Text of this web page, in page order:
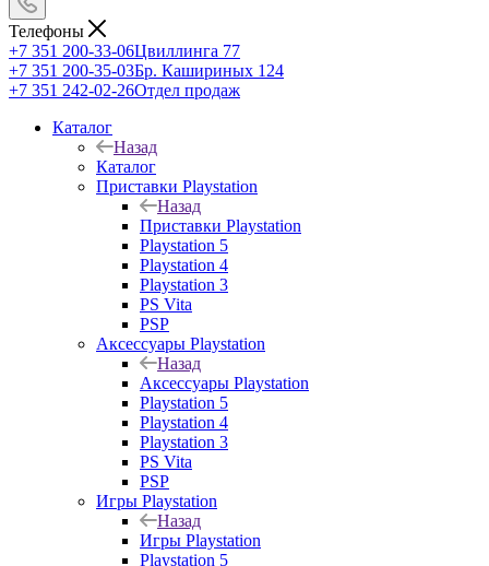
Телефоны
+7 351 200-33-06Цвиллинга 77
+7 351 200-35-03Бр. Кашириных 124
+7 351 242-02-26Отдел продаж
Каталог
Назад
Каталог
Приставки Playstation
Назад
Приставки Playstation
Playstation 5
Playstation 4
Playstation 3
PS Vita
PSP
Аксессуары Playstation
Назад
Аксессуары Playstation
Playstation 5
Playstation 4
Playstation 3
PS Vita
PSP
Игры Playstation
Назад
Игры Playstation
Playstation 5